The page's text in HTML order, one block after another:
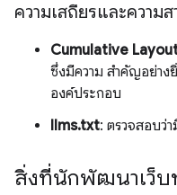
ความเสถียรและความ
Cumulative
ซึ่งมีความ สำคัญอย่าง
องค์ประกอบ
llms.txt: ตรวจสอบว่
สิ่งที่นักพัฒนาเว็บ